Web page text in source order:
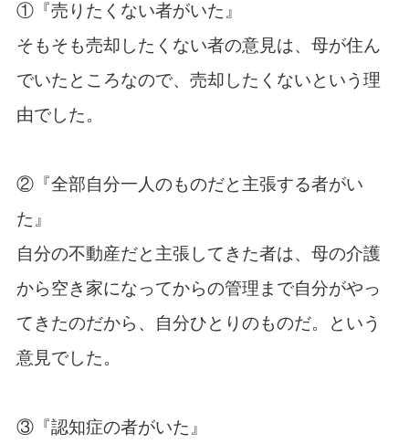
①『売りたくない者がいた』
そもそも売却したくない者の意見は、母が住ん
でいたところなので、売却したくないという理
由でした。
②『全部自分一人のものだと主張する者がい
た』
自分の不動産だと主張してきた者は、母の介護
から空き家になってからの管理まで自分がやっ
てきたのだから、自分ひとりのものだ。という
意見でした。
③『認知症の者がいた』